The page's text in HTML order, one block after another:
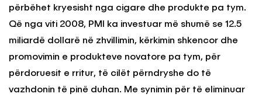
përbëhet kryesisht nga cigare dhe produkte pa tym.
Që nga viti 2008, PMI ka investuar më shumë se 12.5
miliardë dollarë në zhvillimin, kërkimin shkencor dhe
promovimin e produkteve novatore pa tym, për
përdoruesit e rritur, të cilët përndryshe do të
vazhdonin të pinë duhan. Me synimin për të eliminuar